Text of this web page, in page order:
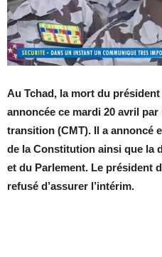
Au Tchad, la mort du
annoncée ce mardi 20 avril
transition (CMT). Il a annoncé
de la Constitution ainsi que la
et du Parlement. Le président
refusé d’assurer l’intérim.